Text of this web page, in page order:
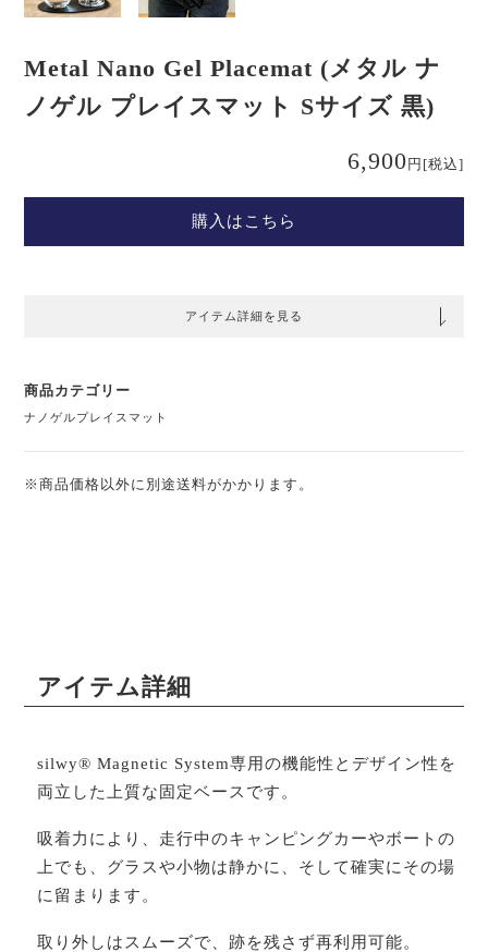
Metal Nano Gel Placemat (メタル ナ
ノゲル プレイスマット Sサイズ 黒)
6,900 円 [税込]
購入はこちら
アイテム詳細を見る
商品カテゴリー
ナノゲルプレイスマット
※商品価格以外に別途送料がかかります。
アイテム詳細
silwy® Magnetic System専用の機能性とデザイン性を
両立した上質な固定ベースです。
吸着力により、走行中のキャンピングカーやボートの
上でも、グラスや小物は静かに、そして確実にその場
に留まります。
取り外しはスムーズで、跡を残さず再利用可能。